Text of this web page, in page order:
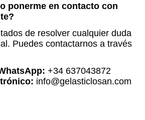
ponerme en contacto con
de resolver cualquier duda
Puedes contactarnos a través
+34 637043872
info@gelasticlosan.com